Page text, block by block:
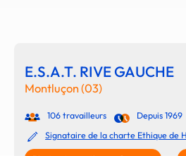
E.S.A.T. RIVE GAUCHE
Montluçon (03)
106 travailleurs
Depuis 1969
Signataire de la charte Ethique de